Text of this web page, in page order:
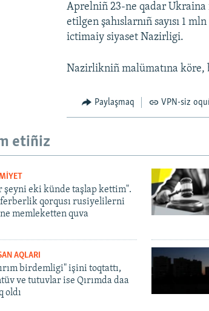
Aprelniñ 23-ne qadar Ukraina
etilgen şahıslarnıñ sayısı 1
ictimaiy siyaset Nazirligi.
Nazirlikniñ malümatına köre,
Paylaşmaq VPN-siz
etiñiz
şeyni eki künde taşlap kettim".
qorqusı rusiyelilerni
memleketten quva
AQLARI
birdemligi" işini toqtattı,
ve tutuvlar ise Qırımda daa
oldı